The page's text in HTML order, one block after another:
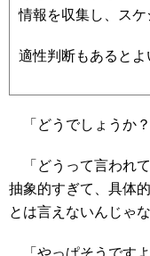
情報を収集し、ス
適性判断もあるとよ
「どうでしょうか？
「どうって言われて
抽象的すぎて、具体
とは言えないんじゃ
「やっぱそうですよ